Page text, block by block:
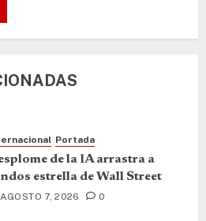
Portada
de la IA arrastra a
estrella de Wall Street
AGOSTO 7, 2026 0